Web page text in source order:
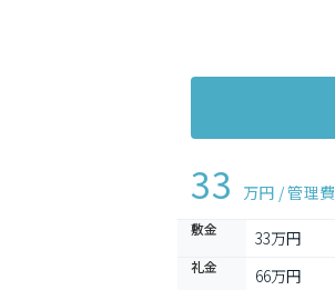
33 万円 / 管理費
敷金 33万円
礼金 66万円